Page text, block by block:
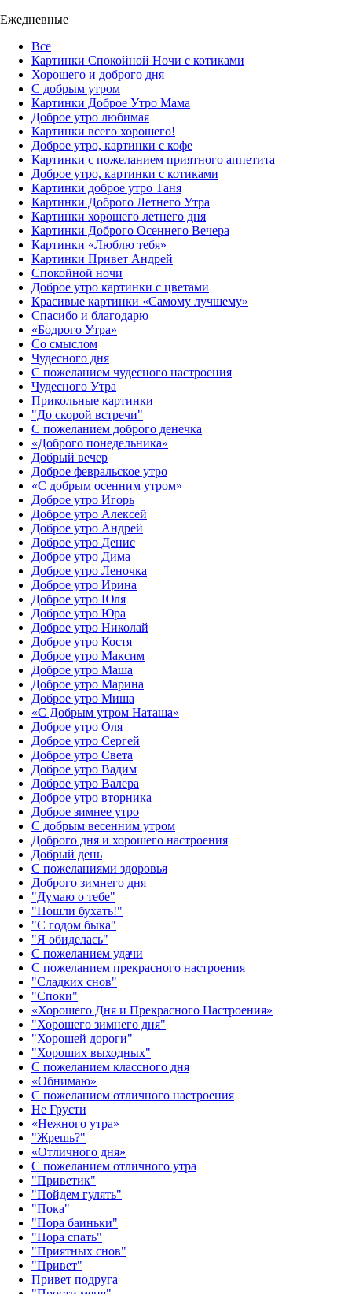
Ежедневные
Все
Картинки Спокойной Ночи с котиками
Хорошего и доброго дня
С добрым утром
Картинки Доброе Утро Мама
Доброе утро любимая
Картинки всего хорошего!
Доброе утро, картинки с кофе
Картинки с пожеланием приятного аппетита
Доброе утро, картинки с котиками
Картинки доброе утро Таня
Картинки Доброго Летнего Утра
Картинки хорошего летнего дня
Картинки Доброго Осеннего Вечера
Картинки «Люблю тебя»
Картинки Привет Андрей
Спокойной ночи
Доброе утро картинки с цветами
Красивые картинки «Самому лучшему»
Спасибо и благодарю
«‎Бодрого Утра»‎
Со смыслом
Чудесного дня
С пожеланием чудесного настроения
Чудесного Утра
Прикольные картинки
"До скорой встречи"
С пожеланием доброго денечка
«Доброго понедельника»‎
Добрый вечер
Доброе февральское утро
«С добрым осенним утром»‎
Доброе утро Игорь
Доброе утро Алексей
Доброе утро Андрей
Доброе утро Денис
Доброе утро Дима
Доброе утро Леночка
Доброе утро Ирина
Доброе утро Юля
Доброе утро Юра
Доброе утро Николай
Доброе утро Костя
Доброе утро Максим
Доброе утро Маша
Доброе утро Марина
Доброе утро Миша
«С Добрым утром Наташа»
Доброе утро Оля
Доброе утро Сергей
Доброе утро Света
Доброе утро Вадим
Доброе утро Валера
Доброе утро вторника
Доброе зимнее утро
С добрым весенним утром
Доброго дня и хорошего настроения
Добрый день
С пожеланиями здоровья
Доброго зимнего дня
"Думаю о тебе"
"Пошли бухать!"
"С годом быка"
"Я обиделась"
С пожеланием удачи
С пожеланием прекрасного настроения
"Сладких снов"
"Споки"
«Хорошего Дня и Прекрасного Настроения»
"Хорошего зимнего дня"
"Хорошей дороги"
"Хороших выходных"
С пожеланием классного дня
«Обнимаю»
С пожеланием отличного настроения
Не Грусти
«Нежного утра»‎
"Жрешь?"
«Отличного дня»‎
С пожеланием отличного утра
"Приветик"
"Пойдем гулять"
"Пока"
"Пора баиньки"
"Пора спать"
"Приятных снов"
"Привет"
Привет подруга